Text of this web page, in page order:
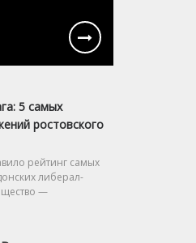
5 самых
ростовского
рейтинг самых
либерал-
—